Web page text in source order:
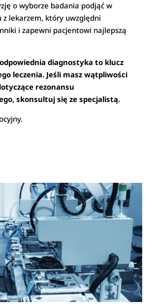
o wyborze badania podjąć w
z lekarzem, który uwzględni
i zapewni pacjentowi najlepszą
diagnostyka to klucz
leczenia. Jeśli masz wątpliwości
rezonansu
skonsultuj się ze specjalistą.